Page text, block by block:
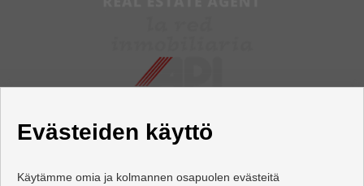
Evästeiden käyttö
Käytämme omia ja kolmannen osapuolen evästeitä